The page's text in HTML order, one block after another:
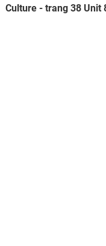
Culture - trang 38 Unit